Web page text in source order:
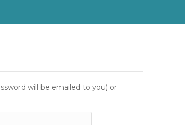
will be emailed to you) or